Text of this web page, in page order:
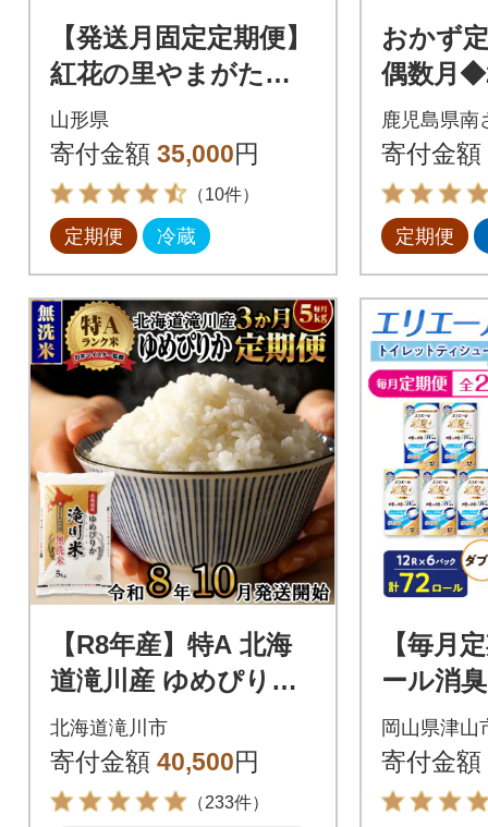
【発送月固定定期便】
紅花の里やまがたフ
ルーツ定期便全3回
山形県
寄付金額 35,000円
（10件）
定期便 冷蔵
おかず
偶数月
ハンバ
ビーフ
ンバ 惣
鹿児島県南
寄付金額
定期便
【R8年産】特A 北海
道滝川産 ゆめぴりか
無洗米 5kg 3ヵ月定期
便 お米マイスター 単
一米 新米
北海道滝川市
寄付金額 40,500円
（233件）
【毎月
ール消
ティシ
ロール
ック)全
岡山県津山
寄付金額